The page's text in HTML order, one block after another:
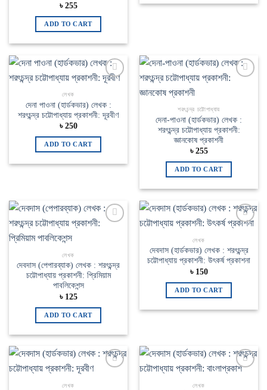
৳ 255
ADD TO CART
Add to
লেখক
দেনা পাওনা (হার্ডকভার) লেখক :
শরৎচন্দ্র চট্টোপাধ্যায় প্রকাশনী: দূরবীণ
৳ 250
ADD TO CART
শরৎচন্দ্র চট্টোপাধ্যায়
দেনা-পাওনা (হার্ডকভার) লেখক :
শরৎচন্দ্র চট্টোপাধ্যায় প্রকাশনী:
জ্ঞানকোষ প্রকাশনী
৳ 255
ADD TO CART
লেখক
দেবদাস (পেপারব্যাক) লেখক : শরৎচন্দ্র
চট্টোপাধ্যায় প্রকাশনী: প্রিমিয়াম
পাবলিকেশন্স
৳ 125
ADD TO CART
Add to
লেখক
দেবদাস (হার্ডকভার) লেখক : শরৎচন্দ্র
চট্টোপাধ্যায় প্রকাশনী: উৎকর্ষ প্রকাশনা
৳ 150
ADD TO CART
লেখক লেখক